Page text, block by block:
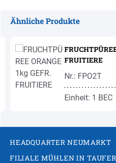
Ähnliche Produkte
FRUITIERE
Nr.: FPO2T
Einheit: 1 BEC
HEADQUARTER NEUMARKT
FILIALE MÜHLEN IN